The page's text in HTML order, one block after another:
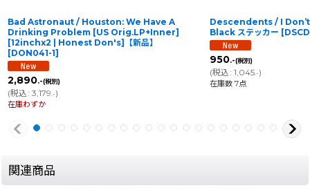
Bad Astronaut / Houston: We Have A
Drinking Problem [US Orig.LP+Inner]
[12inchx2 | Honest Don's]【新品】
[DON041-1]
2,890.-(税別)
(税込: 3,179 .-)
在庫わずか
Descendents / I
Black ステッカー [
950.-(税別)
(税込: 1,045.-)
在庫数 7点
関連商品